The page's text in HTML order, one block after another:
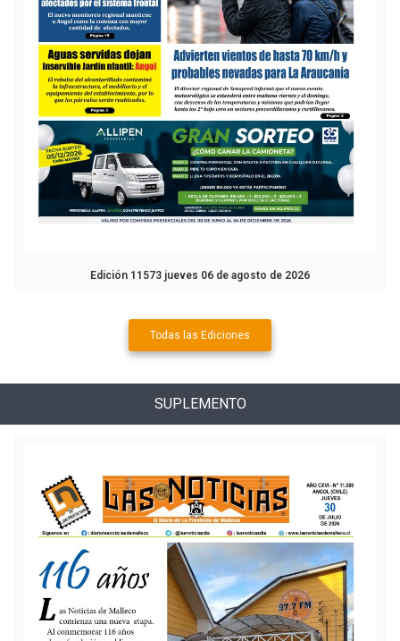
Edición 11573 jueves 06 de agosto de 2026
Todas las Ediciones
SUPLEMENTO